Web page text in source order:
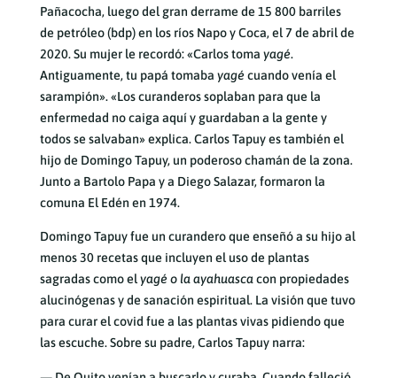
Pañacocha, luego del gran derrame de 15 800 barriles
de petróleo (bdp) en los ríos Napo y Coca, el 7 de abril de
2020. Su mujer le recordó: «Carlos toma yagé.
Antiguamente, tu papá tomaba yagécuando venía el
sarampión». «Los curanderos soplaban para que la
enfermedad no caiga aquí y guardaban a la gente y
todos se salvaban» explica. Carlos Tapuy es también el
hijo de Domingo Tapuy, un poderoso chamán de la zona.
Junto a Bartolo Papa y a Diego Salazar, formaron la
comuna El Edén en 1974.
Domingo Tapuy fue un curandero que enseñó a su hijo al
menos 30 recetas que incluyen el uso de plantas
sagradas como elyagé o la ayahuascacon propiedades
alucinógenas y de sanación espiritual. La visión que tuvo
para curar el covid fue a las plantas vivas pidiendo que
las escuche. Sobre su padre, Carlos Tapuy narra: